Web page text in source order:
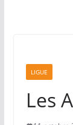
LIGUE
Les